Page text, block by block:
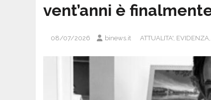
vent’anni è
08/07/2026 binews.it ATTUALITA', EVIDENZA,